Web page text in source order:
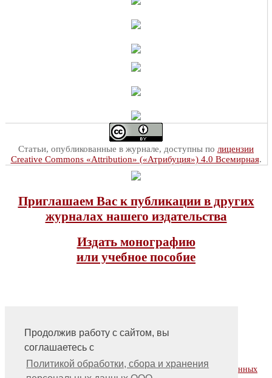
Продолжив работу с сайтом, вы
соглашаетесь с
Политикой обработки, сбора и хранения
Статьи, опубликованные в журнале, доступны по лицензии
Creative Commons «Attribution» («Атрибуция») 4.0 Всемирная.
Приглашаем Вас к публикации в других
журналах нашего издательства
Издать монографию
или учебное пособие
На главную
Контакты, учредитель, редакция
Политика обработки, сбора и хранения персональных данных